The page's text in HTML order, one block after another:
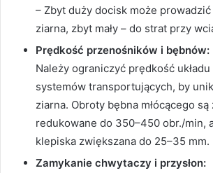
– Zbyt duży docisk może
ziarna, zbyt mały – do strat przy
Prędkość przenośników i bębnów:
Należy ograniczyć prędkość układu
systemów transportujących, by
ziarna. Obroty bębna młócącego są
redukowane do 350–450 obr./min,
klepiska zwiększana do 25–35 mm.
Zamykanie chwytaczy i przysłon: